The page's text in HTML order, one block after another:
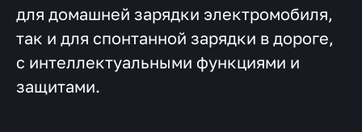
для домашней зарядки электромобиля,
так и для спонтанной зарядки в дороге,
с интеллектуальными функциями и
защитами.